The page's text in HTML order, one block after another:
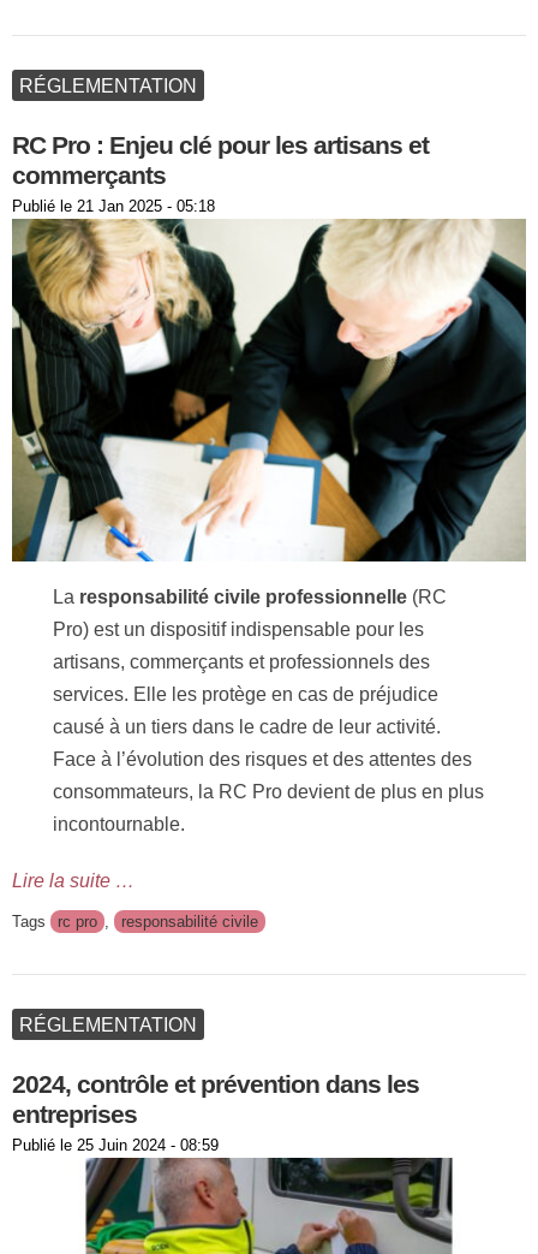
RÉGLEMENTATION
RC Pro : Enjeu clé pour les artisans et
commerçants
Publié le 21 Jan 2025 - 05:18
La responsabilité civile professionnelle (RC
Pro) est un dispositif indispensable pour les
artisans, commerçants et professionnels des
services. Elle les protège en cas de préjudice
causé à un tiers dans le cadre de leur activité.
Face à l’évolution des risques et des attentes des
consommateurs, la RC Pro devient de plus en plus
incontournable.
Lire la suite …
Tags rc pro , responsabilité civile
RÉGLEMENTATION
2024, contrôle et prévention dans les
entreprises
Publié le 25 Juin 2024 - 08:59